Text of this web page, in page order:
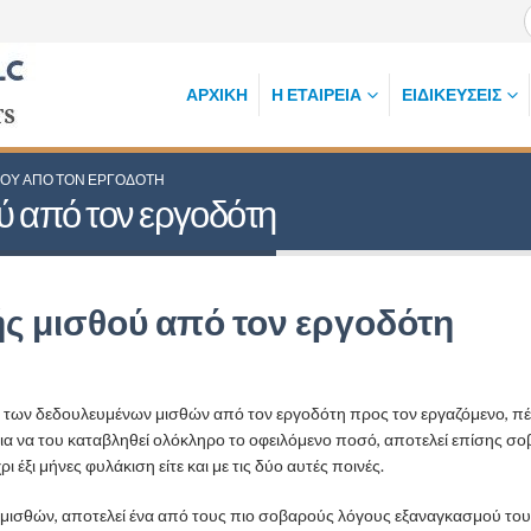
ΑΡΧΙΚΉ Η ΕΤΑΙΡΕΊΑ ΕΙΔΙΚΕΎΣΕΙΣ
ΑΠΌ ΤΟΝ ΕΡΓΟΔΌΤΗ
από τον εργοδότη
μισθού από τον εργοδότη
δεδουλευμένων μισθών από τον εργοδότη προς τον εργαζόμενο,
να του καταβληθεί ολόκληρο το οφειλόμενο ποσό, αποτελεί επίσης
μήνες φυλάκιση είτε και με τις δύο αυτές ποινές.
αποτελεί ένα από τους πιο σοβαρούς λόγους εξαναγκασμού